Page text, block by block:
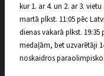
kur 1. ar 4. un 2. ar 3.
martā plkst. 11:05 pēc
dienas vakarā plkst.
medaļām, bet uzvarētāji
noskaidros